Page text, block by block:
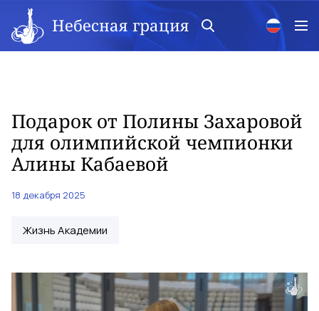
Небесная грация
Подарок от Полины Захаровой
для олимпийской чемпионки
Алины Кабаевой
18 декабря 2025
Жизнь Академии